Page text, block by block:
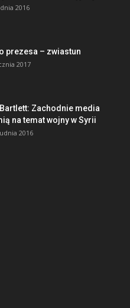
2016
prezesa – zwiastun
2017
Bartlett: Zachodnie media
na temat wojny w Syrii
2016